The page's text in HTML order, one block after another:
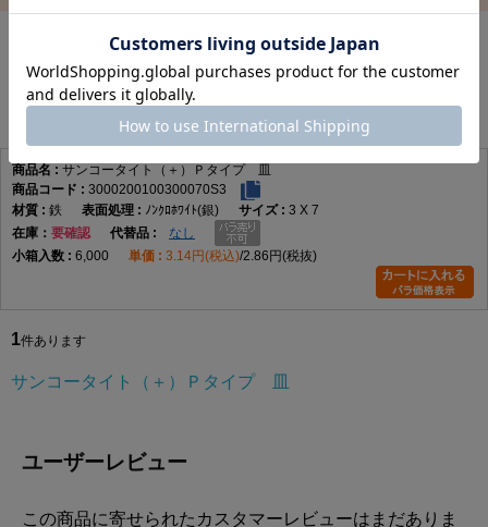
サンコータイト（＋）Ｐタイプ 皿
サンコータイト（＋）Ｐタイプ 皿
3000200100300070S3
鉄
ﾉﾝｸﾛﾎﾜｲﾄ(銀)
3 X 7
在庫
要確認
なし
6,000
3.14円(税込) 2.86円(税抜)
1件あります
サンコータイト（＋）Ｐタイプ 皿
ユーザーレビュー
この商品に寄せられたカスタマーレビューはまだありま